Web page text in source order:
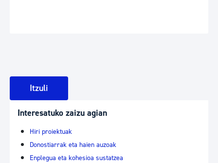
Itzuli
Interesatuko zaizu agian
Hiri proiektuak
Donostiarrak eta haien auzoak
Enplegua eta kohesioa sustatzea